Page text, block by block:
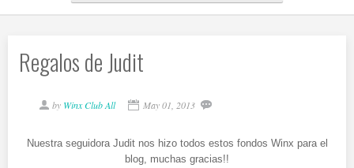
Regalos de Judit
by Winx Club All May 01, 2013
Nuestra seguidora Judit nos hizo todos estos fondos Winx para el
blog, muchas gracias!!